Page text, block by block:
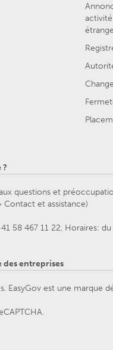
?
questions et
Contact et assistance)
58 467 11 22, Horaires:
entreprises
EasyGov est une marque